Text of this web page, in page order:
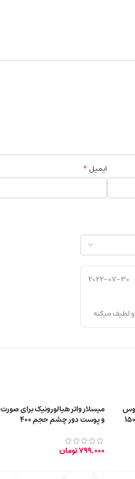
2022-07-30
لطیف میکنه
ایمیل*
مدل SOFT CREAM حجم 150
میسلار واتر هیالورونیک برای صورت
و پوست دور چشم حجم 400
799,000تومان